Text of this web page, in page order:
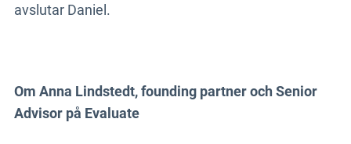
avslutar Daniel.
Om Anna Lindstedt, founding partner och Senior
Advisor på Evaluate